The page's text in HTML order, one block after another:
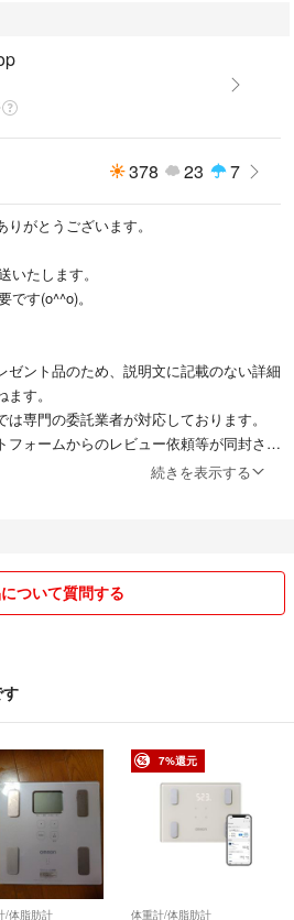
378 23 7
がとうございます。
たします。
す(o^^o)。
ゼント品のため、説明文に記載のない詳細
す。
専門の委託業者が対応しております。
フォームからのレビュー依頼等が同封され
商品とは関係ございませんのでご安心くだ
はすべて【当店在庫品】です。検品も行
が発生した場合、送料は購入者様のご負
めご了承ください。
りがとうございました。
がけております。どうぞよろしくお願いい
続きを表示する
ついて質問する
/体脂肪計
7%還元
体重計/体脂肪計